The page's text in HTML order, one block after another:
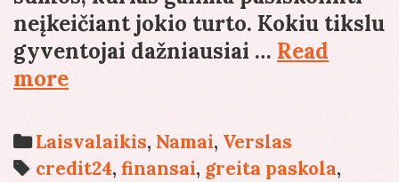
neįkeičiant jokio turto. Kokiu tikslu
gyventojai dažniausiai … Read
moreKam
panaudojami
greitieji
kreditai?
Categories
Laisvalaikis, Namai, Verslas
Tags
credit24,finansai, greita paskola,